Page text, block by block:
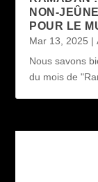
NON-
POUR LE
Mar 13, 2025 |
Nous savons
du mois de